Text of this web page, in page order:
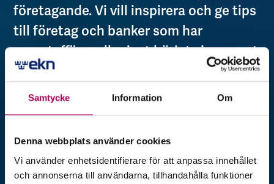
Samtycke Information Om
Denna webbplats använder cookies
Vi använder enhetsidentifierare för att anpassa innehållet
och annonserna till användarna, tillhandahålla funktioner
företagande. Vi vill inspirera och ge tips
till företag och banker som har
exportaffärer eller just börjat sin resa ut
i världen.